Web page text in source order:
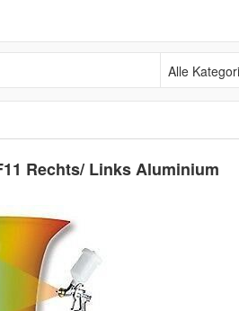
Alle Kategorien
Rechts/ Links Aluminium